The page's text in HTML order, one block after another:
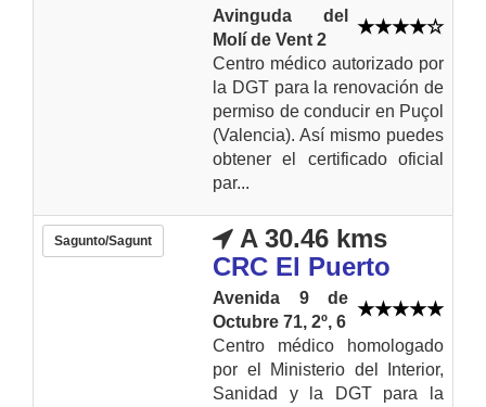
Avinguda del
Molí de Vent 2
Centro médico autorizado por
la DGT para la renovación de
permiso de conducir en Puçol
(Valencia). Así mismo puedes
obtener el certificado oficial
par...
Sagunto/Sagunt
A 30.46 kms
CRC El Puerto
Avenida 9 de
Octubre 71, 2º, 6
Centro médico homologado
por el Ministerio del Interior,
Sanidad y la DGT para la